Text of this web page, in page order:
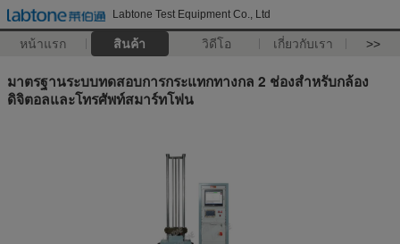
Labtone Test Equipment Co., Ltd
หน้าแรก สินค้า วิดีโอ เกี่ยวกับเรา >>
มาตรฐานระบบทดสอบการกระแทกทางกล 2 ช่องสำหรับกล้อง
ดิจิตอลและโทรศัพท์สมาร์ทโฟน